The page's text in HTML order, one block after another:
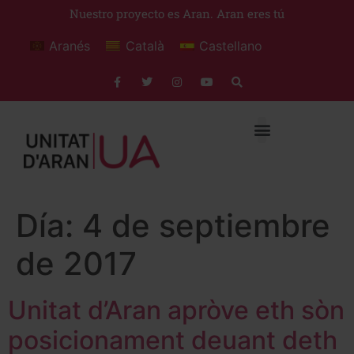
Nuestro proyecto es Aran. Aran eres tú
Aranés Català Castellano
Día: 4 de septiembre
de 2017
Unitat d’Aran apròve eth sòn
posicionament deuant deth